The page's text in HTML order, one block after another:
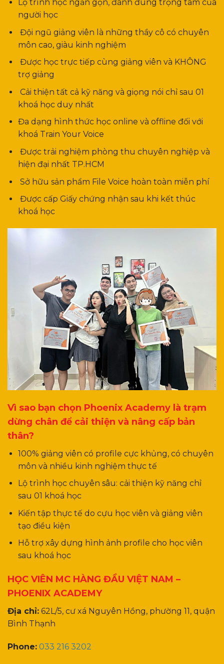
Lộ trình học ngắn gọn, đánh đúng trọng tâm của
người học
Đội ngũ giảng viên là những thầy cô có chuyên
môn cao, giàu kinh nghiệm
Được học trực tiếp cùng giảng viên và KHÔNG
trợ giảng
Cải thiện tất cả kỹ năng và giọng nói chỉ sau 01
khoá học duy nhất
Đa dạng hình thức học online và offline đối với
khoá Train Your Voice
Được trải nghiệm phòng thu chuyên nghiệp và
hiện đại nhất TP.HCM
Sở hữu sản phẩm File Voice hoàn toàn miễn phí
Được cấp Giấy chứng nhận sau khi kết thúc
khoá học
Vì sao bạn chọn Phoenix Academy là trạm
dừng chân để cải thiện và nâng cấp bản
thân?
100% giảng viên có profile cực khủng, có chuyên
môn và nhiều kinh nghiệm thực tế
Lộ trình học chuyên sâu: cải thiện kỹ năng chỉ
sau 01 khoá học
Kiến tập thực tế do cựu học viên và giảng viên
tạo điều kiện
Hỗ trợ xây dựng hình ảnh profile cho học viên
sau khoá học
HỌC VIÊN MC HÀNG ĐẦU VIỆT NAM –
PHOENIX ACADEMY
Địa chỉ: 62L/5, cư xá Nguyên Hồng, phường 11, quận
Bình Thạnh
Phone: 033 216 3202